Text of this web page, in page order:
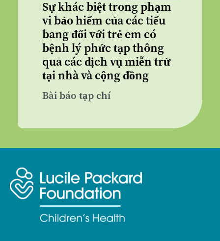
Sự khác biệt trong phạm
vi bảo hiểm của các tiểu
bang đối với trẻ em có
bệnh lý phức tạp thông
qua các dịch vụ miễn trừ
tại nhà và cộng đồng
Bài báo tạp chí